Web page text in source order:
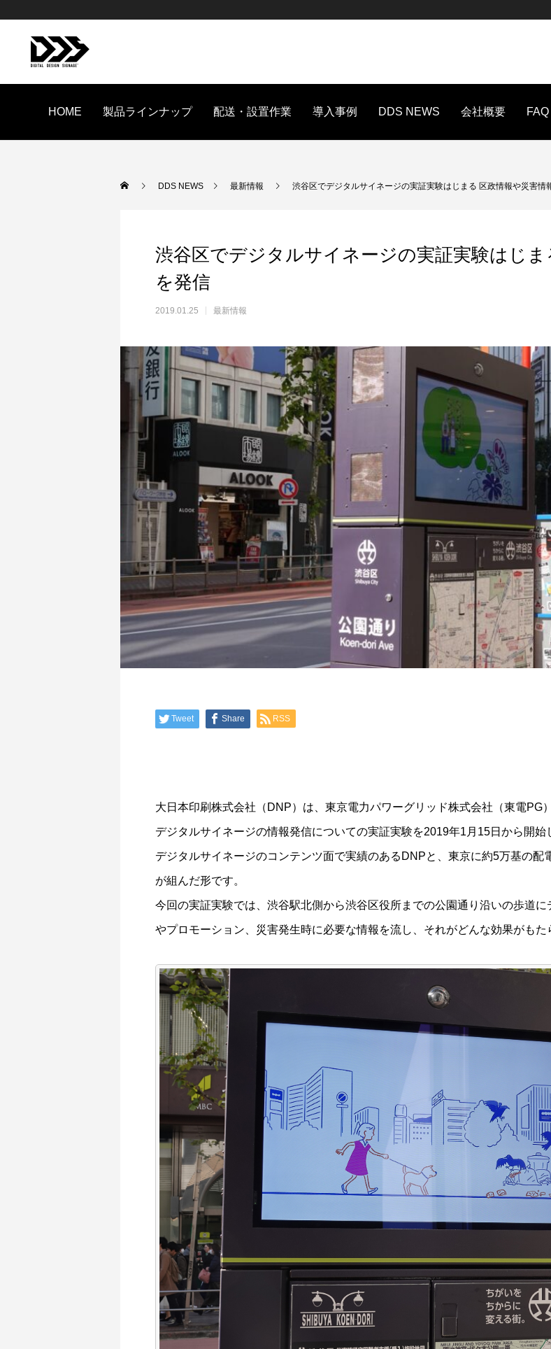
HOME 製品ラインナップ 配送・設置作業 導入事例 DDS NEWS 会社概要 FAQ
DDS NEWS 最新情報 渋谷区でデジタルサイネージの実証実験はじまる 区政情報や災害情
渋谷区でデジタルサイネージの実証実験はじ
を発信
2019.01.25 最新情報
Tweet Share RSS
大日本印刷株式会社（DNP）は、東京電力パワーグリッド株式会社（東電PG
デジタルサイネージの情報発信についての実証実験を2019年1月15日から開始
デジタルサイネージのコンテンツ面で実績のあるDNPと、東京に約5万基の配
が組んだ形です。
今回の実証実験では、渋谷駅北側から渋谷区役所までの公園通り沿いの歩道
やプロモーション、災害発生時に必要な情報を流し、それがどんな効果がもた